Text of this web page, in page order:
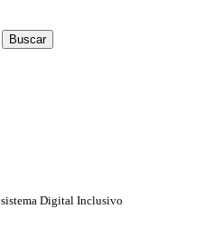
Buscar
Digital Inclusivo